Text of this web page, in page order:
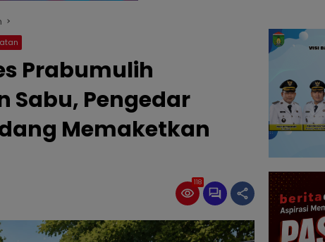
Prabumulih
Sabu, Pengedar
Memaketkan
118